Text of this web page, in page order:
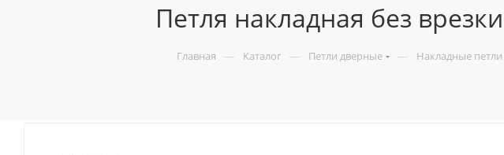
Петля накладная без
Главная — Каталог — Петли дверные — Накладные